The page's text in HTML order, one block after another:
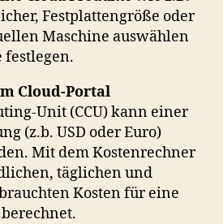
Festplattengröße oder
Maschine auswählen
festlegen.
Cloud-Portal
Unit (CCU) kann einer
(z.b. USD oder Euro)
Mit dem Kostenrechner
täglichen und
Kosten für eine